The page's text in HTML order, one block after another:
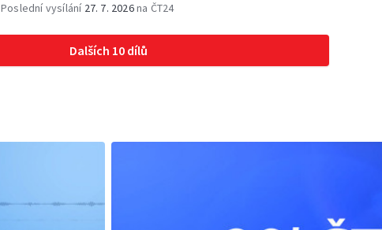
Poslední vysílání 27. 7. 2026na ČT24
Dalších 10 dílů